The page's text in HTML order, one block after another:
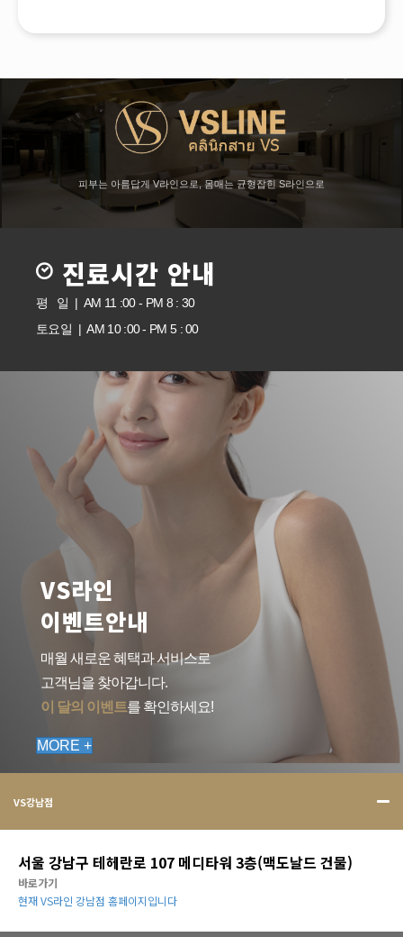
피부는 아름답게 V라인으로, 몸매는 균형잡힌 S라인으로
진료시간 안내
평 일 | AM 11 :00 - PM 8 : 30
토요일 | AM 10 :00 - PM 5 : 00
VS라인
이벤트안내
매월 새로운 혜택과 서비스로
고객님을 찾아갑니다.
이 달의 이벤트를 확인하세요!
MORE +
VS강남점
서울 강남구 테헤란로 107 메디타워 3층(맥도날드 건물)
바로가기
현재 VS라인 강남점 홈페이지입니다